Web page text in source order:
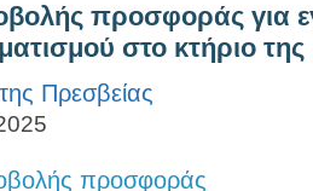
προσφοράς για
στο κτήριο
Πρεσβείας
προσφοράς